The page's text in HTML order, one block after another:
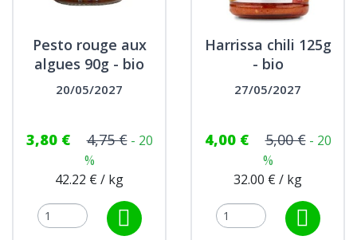
Pesto rouge aux
algues 90g - bio
20/05/2027
3,80 € 4,75 € - 20
%
42.22 € / kg
Harrissa chili 125g
- bio
27/05/2027
4,00 € 5,00 € - 20
%
32.00 € / kg